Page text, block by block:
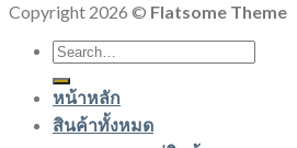
Copyright 2026 © Flatsome Theme
Search
for:
หน้าหลัก
สินค้าทั้งหมด